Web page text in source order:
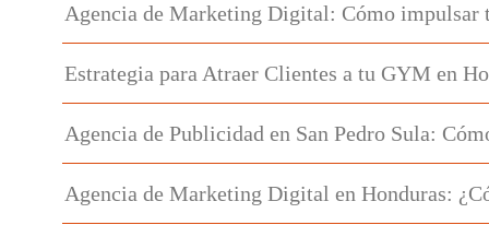
Agencia de Marketing Digital: Cómo impulsar
Estrategia para Atraer Clientes a tu GYM en
Agencia de Publicidad en San Pedro Sula:
Agencia de Marketing Digital en Honduras: